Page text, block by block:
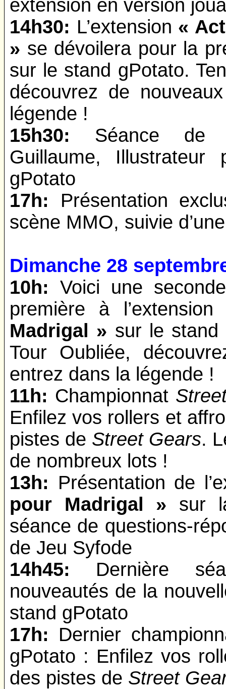
extension en version
14h30: L’extension «
» se dévoilera pour la
sur le stand gPotato.
découvrez de
légende !
15h30: Séance de
Guillaume,
gPotato
17h: Présentation
scène MMO, suivie
Dimanche 28
10h: Voici une
première à
Madrigal » sur le stand
Tour Oubliée,
entrez dans la légende !
11h: Championnat
Enfilez vos rollers et
pistes de Street Gears.
de nombreux lots !
13h: Présentation de
pour Madrigal » sur
séance de questions-
de Jeu Syfode
14h45: Dernière
nouveautés de la
stand gPotato
17h: Dernier
gPotato : Enfilez vos
des pistes de Street